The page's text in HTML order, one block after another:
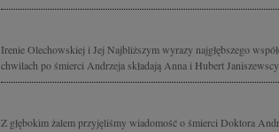
Irenie Olechowskiej i Jej Najbliższym wyrazy najgłębszego
chwilach po śmierci Andrzeja składają Anna i Hubert
Z głębokim żalem przyjęliśmy wiadomość o śmierci Doktora